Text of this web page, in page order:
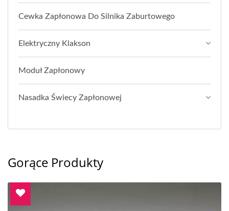
Cewka Zapłonowa Do Silnika Zaburtowego
Elektryczny Klakson
Moduł Zapłonowy
Nasadka Świecy Zapłonowej
Gorące Produkty